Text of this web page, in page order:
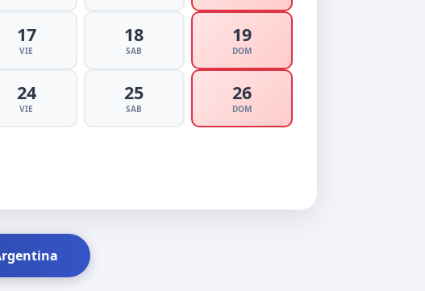
17
VIE
18
SAB
19
DOM
24
VIE
25
SAB
26
DOM